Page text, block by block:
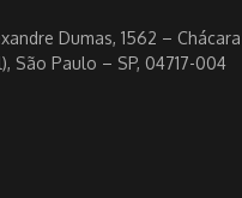
Dumas, 1562 –
São Paulo – SP, 04717-004